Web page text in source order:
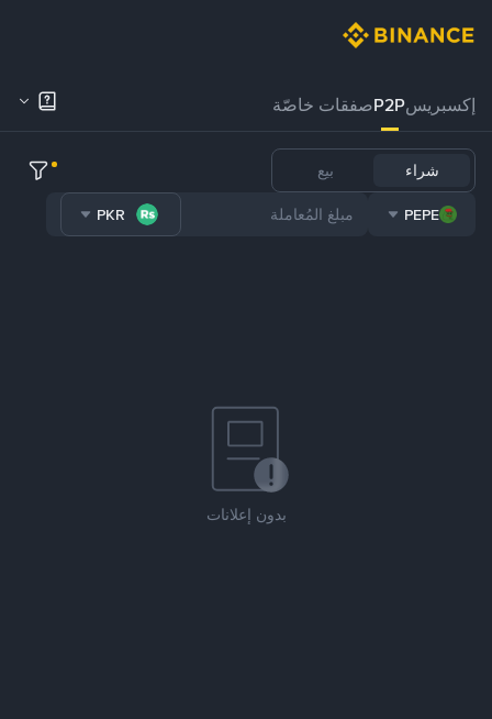
إكسبريسP2Pصفقات خاصّة
شراء بيع
PEPE
PKR
بدون إعلانات